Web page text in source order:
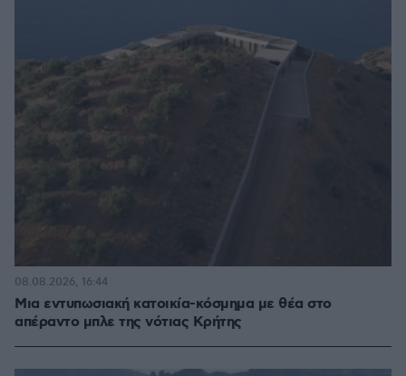
Μια εντυπωσιακή κατοικία-κόσμημα με θέα στο
απέραντο μπλε της νότιας Κρήτης
08.08.2026, 16:44